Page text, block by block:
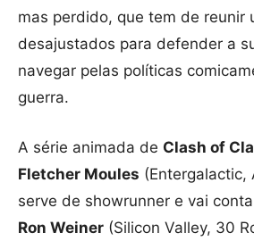
mas perdido, que tem de reunir
desajustados para defender a
navegar pelas políticas
guerra.
A série animada de Clash of
Fletcher Moules (Entergalactic,
serve de showrunner e vai
Ron Weiner (Silicon Valley, 30